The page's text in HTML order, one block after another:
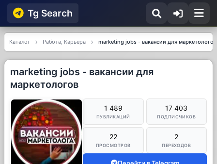
Tg Searсh
Каталог Работа, Карьера marketing jobs - вакансии для маркетологов
marketing jobs - вакансии для
маркетологов
1 489
ПУБЛИКАЦИЙ
17 403
ПОДПИСЧИКОВ
22
ПРОСМОТРОВ
2
ПЕРЕХОДОВ